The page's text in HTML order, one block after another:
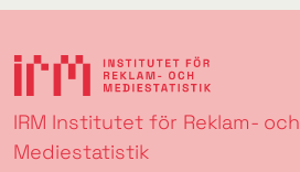
IRM Institutet för Reklam- och
Mediestatistik